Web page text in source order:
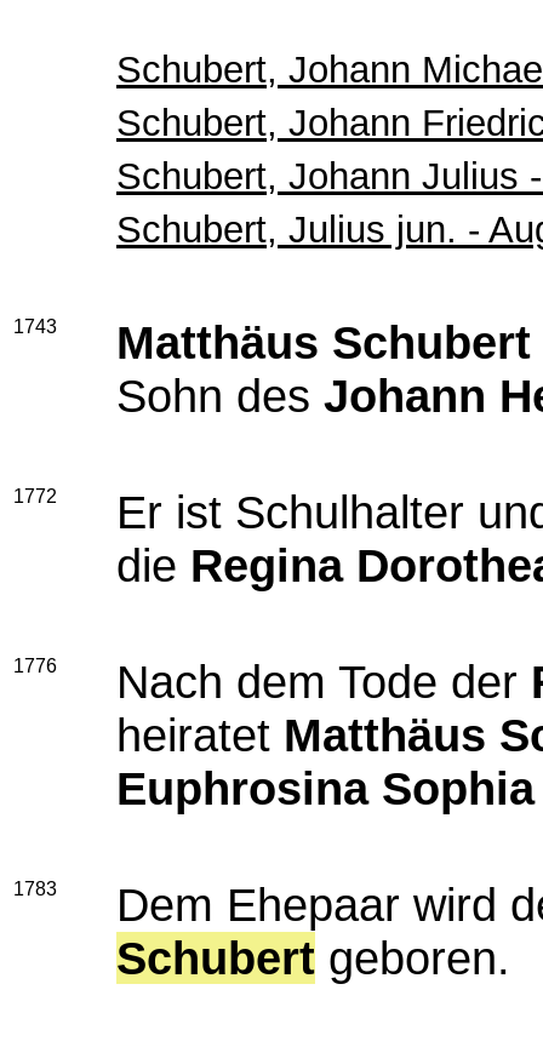
Schubert, Johann
Schubert, Johann
Schubert, Johann Julius
Schubert, Julius jun. -
1743 Matthäus Schubert
Sohn des Johann
1772
Er ist Schulhalter
die Regina
1776 Nach dem Tode der
heiratet Matthäus
Euphrosina Sophia
1783
Dem Ehepaar wird
Schubert geboren.